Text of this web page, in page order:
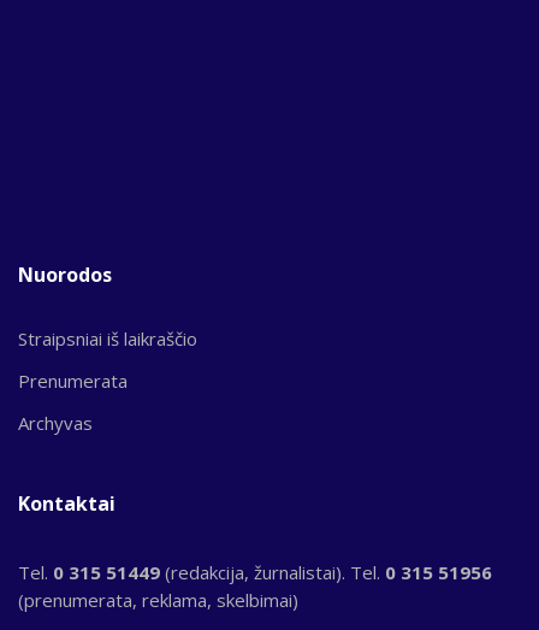
Nuorodos
Straipsniai iš laikraščio
Prenumerata
Archyvas
Kontaktai
Tel. 0 315 51449 (redakcija, žurnalistai). Tel. 0 315 51956
(prenumerata, reklama, skelbimai)